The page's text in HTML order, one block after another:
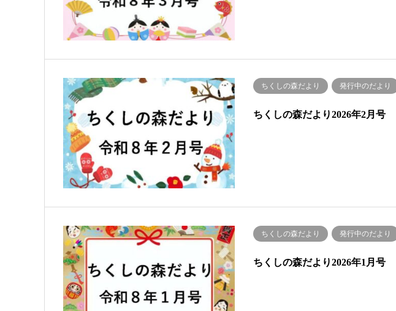
ちくしの森だより 発行中のだより
ちくしの森だより2026年2月号
ちくしの森だより 発行中のだより
ちくしの森だより2026年1月号